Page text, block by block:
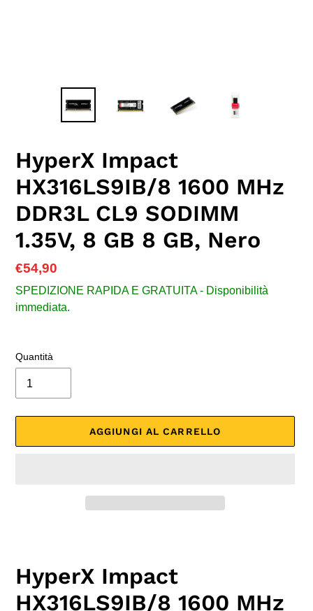
HyperX Impact
HX316LS9IB/8 1600 MHz
DDR3L CL9 SODIMM
1.35V, 8 GB 8 GB, Nero
Prezzo
di
listino
€54,90
SPEDIZIONE RAPIDA E GRATUITA - Disponibilità
immediata.
Quantità
AGGIUNGI AL CARRELLO
nel
carrello
HyperX Impact
HX316LS9IB/8 1600 MHz